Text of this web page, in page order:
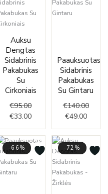
Auksu
Dengtas
Sidabrinis
Pakabukas
Su
Cirkoniais
€95.00
was:
€95.00.
€33.00
is:
€33.00.
Paauksuotas
Sidabrinis
Pakabukas
Su Gintaru
€140.00
€49.00
-66%
Original
Current
-72%